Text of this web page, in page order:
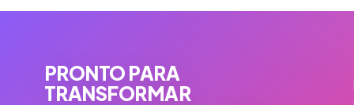
PRONTO PARA
TRANSFORMAR